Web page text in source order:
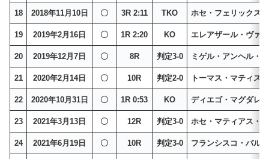
18 2018年11月10日 〇 3R 2:11 TKO ホセ・フェリックス
19 2019年2月16日 〇 1R 2:20 KO エレアザール・ヴァ
20 2019年12月7日 〇 8R 判定3-0 ミゲル・アンヘル・
21 2020年2月14日 〇 10R 判定2-0 トーマス・マティス
22 2020年10月31日 〇 1R 0:53 KO ディエゴ・マグダレノ
23 2021年3月13日 〇 12R 判定3-0 ホセ・マティアス・
24 2021年6月19日 〇 10R 判定3-0 フランシスコ・バル